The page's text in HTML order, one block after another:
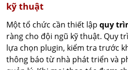
kỹ thuật
Một tổ chức cần thiết lậpquy
ràng cho đội ngũ kỹ thuật. Quy
lựa chọn plugin, kiểm tra trước
thông báo từ nhà phát triển và